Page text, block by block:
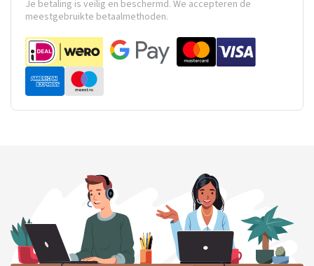
Je betaling is veilig en beschermd. We accepteren de
meestgebruikte betaalmethoden.